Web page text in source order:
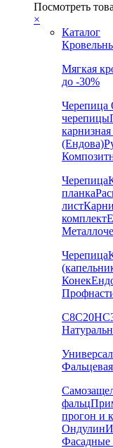
Посмотреть
×
Каталог
Мягкая
до -30%
Черепица
черепицы
(Ендова)
Черепица
планка
лист
комплект
Черепица
Конек
С8С20
фальц
прогон и
Ондулин
Фасадные